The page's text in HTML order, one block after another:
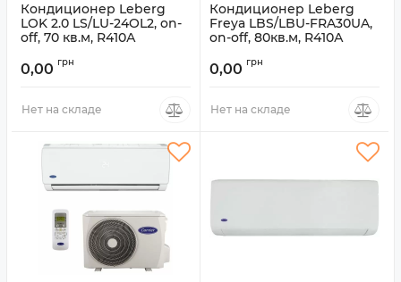
Кондиционер Leberg
LOK 2.0 LS/LU-24OL2, on-
off, 70 кв.м, R410А
0,00 грн
Нет на складе
Кондиционер Leberg
Freya LBS/LBU-FRA30UA,
on-off, 80кв.м, R410А
0,00 грн
Нет на складе